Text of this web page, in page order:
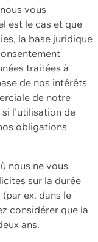
vous
est le cas et que
la base juridique
traitées à
de nos intérêts
de notre
si l'utilisation de
obligations
nous ne vous
sur la durée
ex. dans le
considérer que la
ans.